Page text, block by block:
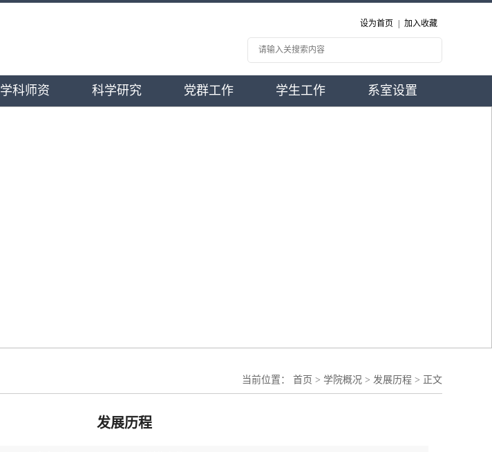
设为首页 加入收藏
学科师资 科学研究 党群工作 学生工作 系室设置
当前位置： 首页 > 学院概况 > 发展历程 > 正文
发展历程